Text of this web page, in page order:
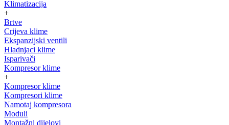
Klimatizacija
+
Brtve
Crijeva klime
Ekspanzijski ventili
Hladnjaci klime
Isparivači
Kompresor klime
+
Kompresor klime
Kompresori klime
Namotaj kompresora
Moduli
Montažni dijelovi